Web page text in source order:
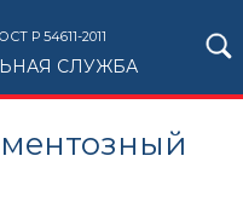
Р 54611-2011
СЛУЖБА